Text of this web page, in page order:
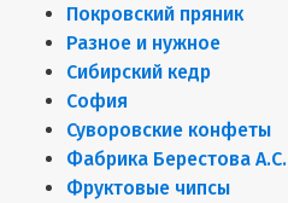
Покровский пряник
Разное и нужное
Сибирский кедр
София
Суворовские конфеты
Фабрика Берестова А.С.
Фруктовые чипсы